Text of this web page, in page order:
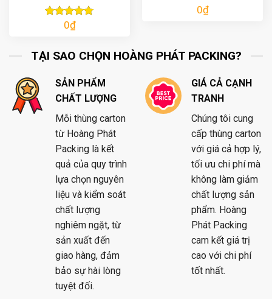
Được xếp
0₫
0₫
TẠI SAO CHỌN HOÀNG PHÁT PACKING?
SẢN PHẨM
CHẤT LƯỢNG
Mỗi thùng carton
từ Hoàng Phát
Packing là kết
quả của quy trình
lựa chọn nguyên
liệu và kiểm soát
chất lượng
nghiêm ngặt, từ
sản xuất đến
giao hàng, đảm
bảo sự hài lòng
tuyệt đối.
GIÁ CẢ CẠNH
TRANH
Chúng tôi cung
cấp thùng carton
với giá cả hợp lý,
tối ưu chi phí mà
không làm giảm
chất lượng sản
phẩm. Hoàng
Phát Packing
cam kết giá trị
cao với chi phí
tốt nhất.